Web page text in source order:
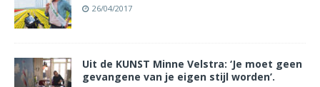
26/04/2017
Uit de KUNST Minne Velstra: ‘Je moet geen
gevangene van je eigen stijl worden’.